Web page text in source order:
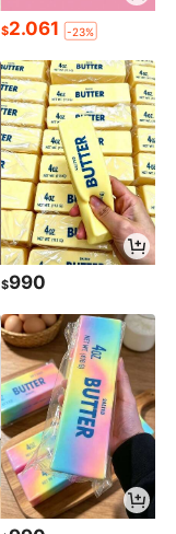
$2.061 -23%
$990